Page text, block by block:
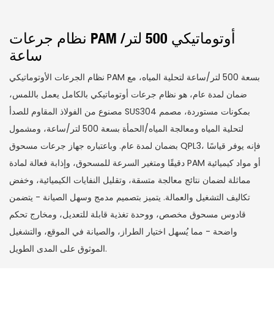
نظام جرعات PAM أوتوماتيكي 500 لتر/
ساعة
نظام الجرعات الأوتوماتيكي PAM بسعة 500 لتر/ساعة لتحلية المياه، مع
ضمان لمدة عام، هو نظام جرعات أوتوماتيكي بالكامل يعمل باللمس،
مصنوع من الفولاذ المقاوم للصدأ SUS304 بمكونات مستوردة، مصمم
لتحلية المياه ومعالجة المياه/الحمأة بسعة 500 لتر/ساعة، ومشمول
بضمان لمدة عام. وباعتباره جهاز جرعات مسحوق QPL3، فإنه يوفر قياسًا
دقيقًا ومتغير السرعة للمسحوق، وإذابة فعالة لمادة PAM أو مواد كيميائية
مماثلة لضمان نتائج معالجة متسقة، وتقليل النفايات الكيميائية، وخفض
تكاليف التشغيل والعمالة. يتميز بتصميم مدمج وسهل الصيانة - يتضمن
قادوس مسحوق مخصص، ووحدة تغذية قابلة للتعديل، ومخارج تحكم
واضحة - مما يُسهل اختيار الطراز، والصيانة في الموقع، والتشغيل
الموثوق على المدى الطويل.